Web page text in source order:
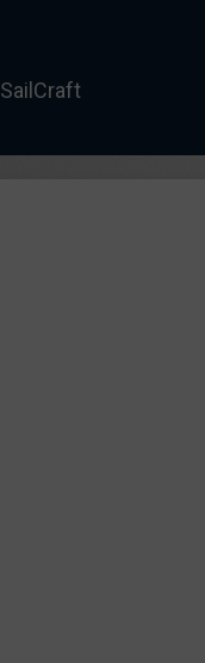
SailCraft